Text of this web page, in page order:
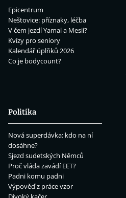
Epicentrum
Neštovice: příznaky, léčba
V čem jezdí Yamal a Mesii?
Kvízy pro seniory
Kalendář úplňků 2026
Co je bodycount?
Politika
Nová superdávka: kdo na ní
dosáhne?
Sjezd sudetských Němců
Proč vláda zavádí EET?
Padni komu padni
Výpověď z práce vzor